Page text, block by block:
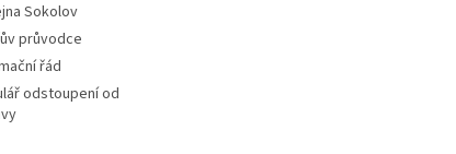
Sokolov
průvodce
řád
odstoupení od